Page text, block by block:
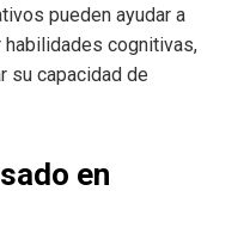
pueden ayudar a
cognitivas,
su capacidad de
en